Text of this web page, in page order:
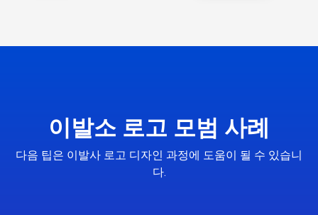
이발소 로고 모범 사례
다음 팁은 이발사 로고 디자인 과정에 도움이 될 수 있습니
다.